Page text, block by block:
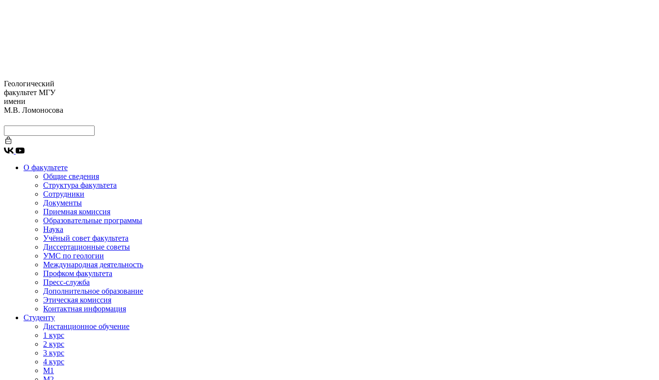
Геологический
факультет МГУ
имени
М.В. Ломоносова
О факультете
Общие сведения
Структура факультета
Сотрудники
Документы
Приемная комиссия
Образовательные программы
Наука
Учёный совет факультета
Диссертационные советы
УМС по геологии
Международная деятельность
Профком факультета
Пресс-служба
Дополнительное образование
Этическая комиссия
Контактная информация
Студенту
Дистанционное обучение
1 курс
2 курс
3 курс
4 курс
М1